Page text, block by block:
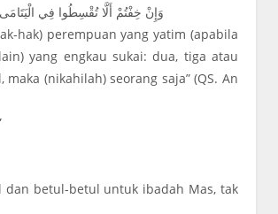
وَإِنْ خِفْتُمْ أَلَّا تُقْسِطُوا فِي
hak) perempuan yang yatim (apabila
yang engkau sukai: dua, tiga atau
(nikahilah) seorang saja” (QS. An
dan betul-betul untuk ibadah Mas, tak